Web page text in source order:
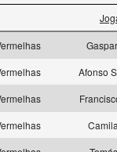
Afonso